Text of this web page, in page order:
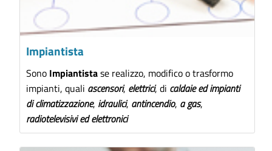
Impiantista
Sono Impiantistase realizzo, modifico o trasformo
impianti, quali ascensori, elettrici, di caldaie ed impianti
di climatizzazione, idraulici, antincendio, a gas,
radiotelevisivi ed elettronici